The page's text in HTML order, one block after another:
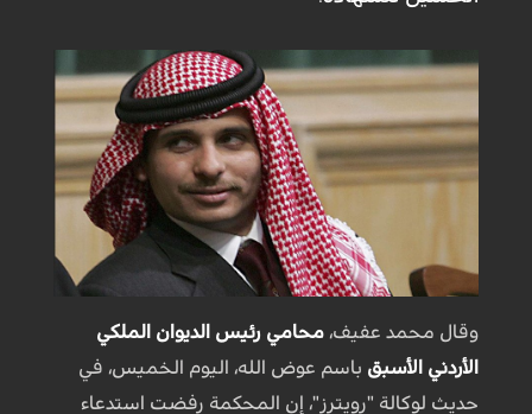
وقال محمد عفيف، محامي رئيس الديوان الملكي
الأردني الأسبق باسم عوض الله، اليوم الخميس، في
حديث لوكالة "رويترز"، إن المحكمة رفضت استدعاء